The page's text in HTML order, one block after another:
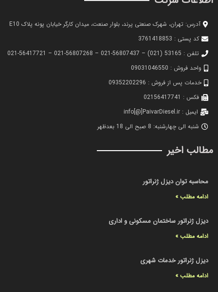
آدرس: تهران، شهرک صنعتی پرند، بلوار صنعت، میدان کارگر خیابان پونه پلاک E10
کد پستی : 3761418853
تلفن : 53165 (021) – 56807437-021 – 56807268-021 – 56417721-021
واحد فروش : 09031046550
خدمات پس از فروش : 09352202296
فکس : 02156417741
ایمیل : info[@]PaivarDiesel.ir
شنبه الی چهارشنبه: 8 صبح الی 18 بعدظهر
مطالب اخیر
محاسبه توان دیزل ژنراتور
ادامه مطلب »
دیزل ژنراتور ساختمان مسکونی و اداری
ادامه مطلب »
دیزل ژنراتور خدمات شهری
ادامه مطلب »